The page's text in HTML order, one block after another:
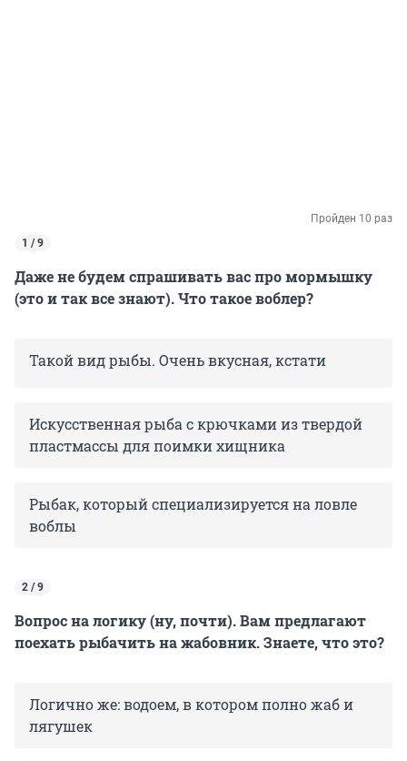
Пройден 10 раз
1 / 9
Даже не будем спрашивать вас про мормышку
(это и так все знают). Что такое воблер?
Такой вид рыбы. Очень вкусная, кстати
Искусственная рыба с крючками из твердой
пластмассы для поимки хищника
Рыбак, который специализируется на ловле
воблы
2 / 9
Вопрос на логику (ну, почти). Вам предлагают
поехать рыбачить на жабовник. Знаете, что это?
Логично же: водоем, в котором полно жаб и
лягушек